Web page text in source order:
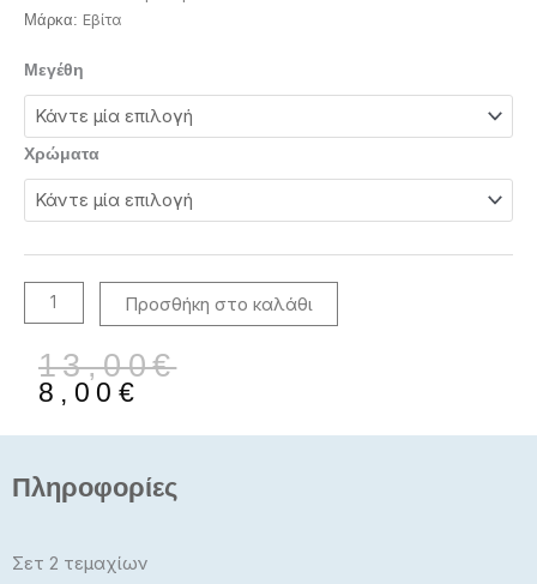
Μάρκα: Eβίτα
Μεγέθη
Χρώματα
Εβίτα
Mini
0-
24
βρεφικό
σετ
2
MI352
ποσότητα
Προσθήκη στο καλάθι
13,00€
Original
price
was:
13,00€.
8,00 €
Η
τρέχουσα
τιμή
είναι:
8,00€.
Πληροφορίες
Σετ 2 τεμαχίων